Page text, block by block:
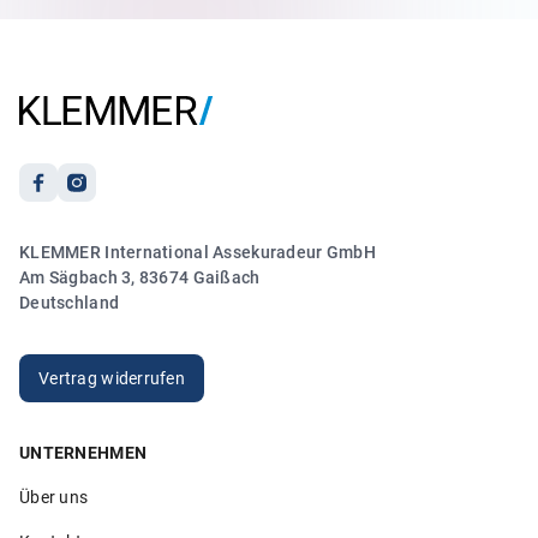
Anonym
21.03.2026
„Sehr freundlicher und kompetenter Kontakt. Vielen
Dank!“
5.00
„Sehr hilfsbereite Mitarbeiter die ihren Job verstehen. Ich
KLEMMER International Assekuradeur GmbH
Am Sägbach 3, 83674 Gaißach
Deutschland
Vertrag widerrufen
UNTERNEHMEN
Über uns